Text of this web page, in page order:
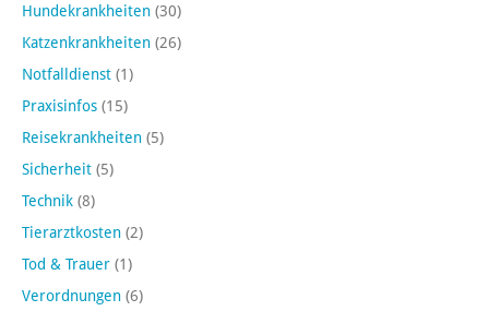
Hundekrankheiten (30)
Katzenkrankheiten (26)
Notfalldienst (1)
Praxisinfos (15)
Reisekrankheiten (5)
Sicherheit (5)
Technik (8)
Tierarztkosten (2)
Tod & Trauer (1)
Verordnungen (6)